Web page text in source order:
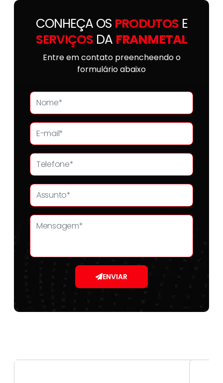
CONHEÇA OS PRODUTOSE
SERVIÇOS DA FRANMETAL
Entre em contato preencheendo o
formulário abaixo
ENVIAR